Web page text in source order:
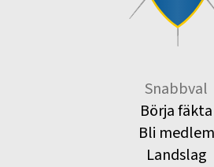
Snabbval
Börja fäkta
Bli medlem
Landslag